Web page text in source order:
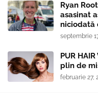
Ryan
asasinat
niciodată
septembrie
PUR
plin de
februarie 27,